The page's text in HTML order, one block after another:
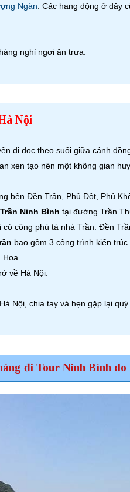
Ngàn . Các hang động ở đây
nghỉ ngơi ăn trưa.
Nội
đi dọc theo suối giữa cánh
xen tạo nên một không gian
bên Đền Trần, Phủ Đột, Phủ
Ninh Bình tại đường Trần
có công phù tá nhà Trần. Đền
bao gồm 3 công trình kiến
về Hà Nội.
Nội, chia tay và hẹn gặp lại quý
đi Tour Ninh Bình